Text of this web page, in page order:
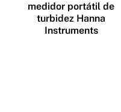
medidor portátil de
turbidez Hanna
Instruments